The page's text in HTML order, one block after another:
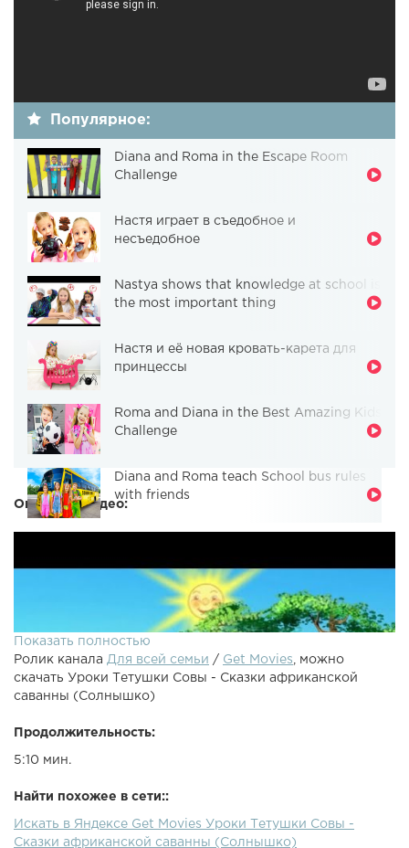
Популярное:
Diana and Roma in the Escape Room
Challenge
Настя играет в съедобное и
несъедобное
Nastya shows that knowledge at school is
the most important thing
Настя и её новая кровать-карета для
принцессы
Roma and Diana in the Best Amazing Kids
Challenge
Diana and Roma teach School bus rules
with friends
Описание видео:
Хочешь больше мультов? Разверни полностью описание
Показать полностью
Ролик канала Для всей семьи / Get Movies , можно
скачать Уроки Тетушки Совы - Сказки африканской
саванны (Солнышко)
Продолжительность:
5:10 мин.
Найти похожее в сети::
Искать в Яндексе Get Movies Уроки Тетушки Совы -
Сказки африканской саванны (Солнышко)